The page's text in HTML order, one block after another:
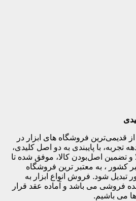
قدیمی‌ترین فروشگاه های ابزار در
تجربه، با پایبندی به دو اصل کلیدی،
و تضمین اصل‌بودن کالا، موفق شده تا
کشور ، به معتبر ترین فروشگاه
تبدیل شود. فروش انواع ابزار به
می باشد و آماده عقد قرار
می باشیم.